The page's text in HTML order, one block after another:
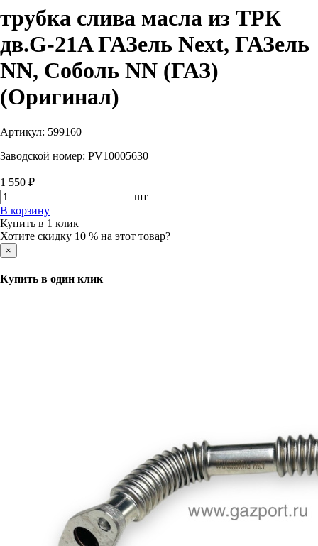
трубка слива масла из ТРК
дв.G-21A ГАЗель Next, ГАЗель
NN, Соболь NN (ГАЗ)
(Оригинал)
Артикул: 599160
Заводской номер: РV10005630
1 550 ₽
шт
В корзину
Купить в 1 клик
Хотите скидку 10 % на этот товар?
×
Купить в один клик